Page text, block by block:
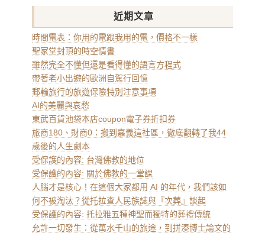
近期文章
時間電表：你用的電跟我用的電，價格不一樣
聖家堂封頂的時空情書
雖然完全不懂但還是看得懂的語言方程式
帶著老小出遊的歐洲自駕行回憶
郵輪旅行的旅遊保險特別注意事項
AI的美麗與哀愁
東武百貨池袋本店coupon電子券折扣券
旅商180、財商0：搬到嘉義這社區，徹底翻轉了我44
歲後的人生劇本
受保護的內容: 台灣佛教的地位
受保護的內容: 關於佛教的一堂課
人腦才是核心！在這個大家都用 AI 的年代，我們該如
何不被淘汰？從托拉查人民族誌與『次葬』談起
受保護的內容: 托拉雅五種神聖而獨特的葬禮傳統
允許一切發生：從萬水千山的旅途，到拼湊博士論文的